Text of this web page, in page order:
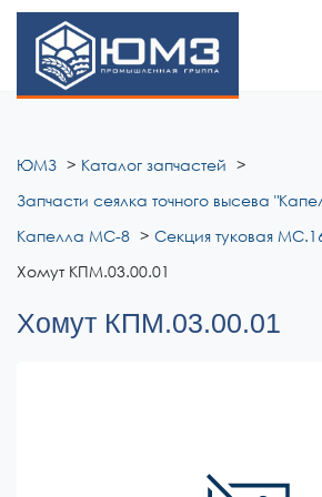
ЮМЗ
ЮМЗ
Каталог запчастей
Запчасти сеялка точного высева
Капелла МС-8
Секция туковая
Хомут КПМ.03.00.01
Хомут КПМ.03.00.01